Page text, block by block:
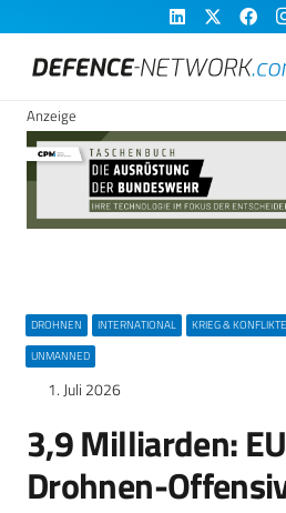
Anzeige
DROHNEN INTERNATIONAL KRIEG & KONFLIKTE
UNMANNED
1. Juli 2026
3,9 Milliarden:
Drohnen-